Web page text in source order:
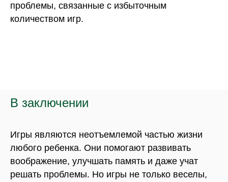
проблемы, связанные с избыточным
количеством игр.
В заключении
Игры являются неотъемлемой частью жизни
любого ребенка. Они помогают развивать
воображение, улучшать память и даже учат
решать проблемы. Но игры не только веселы,
детский сад
Школа
для детей
Образовательный
центр
Программа Лагерь в Подмосковье